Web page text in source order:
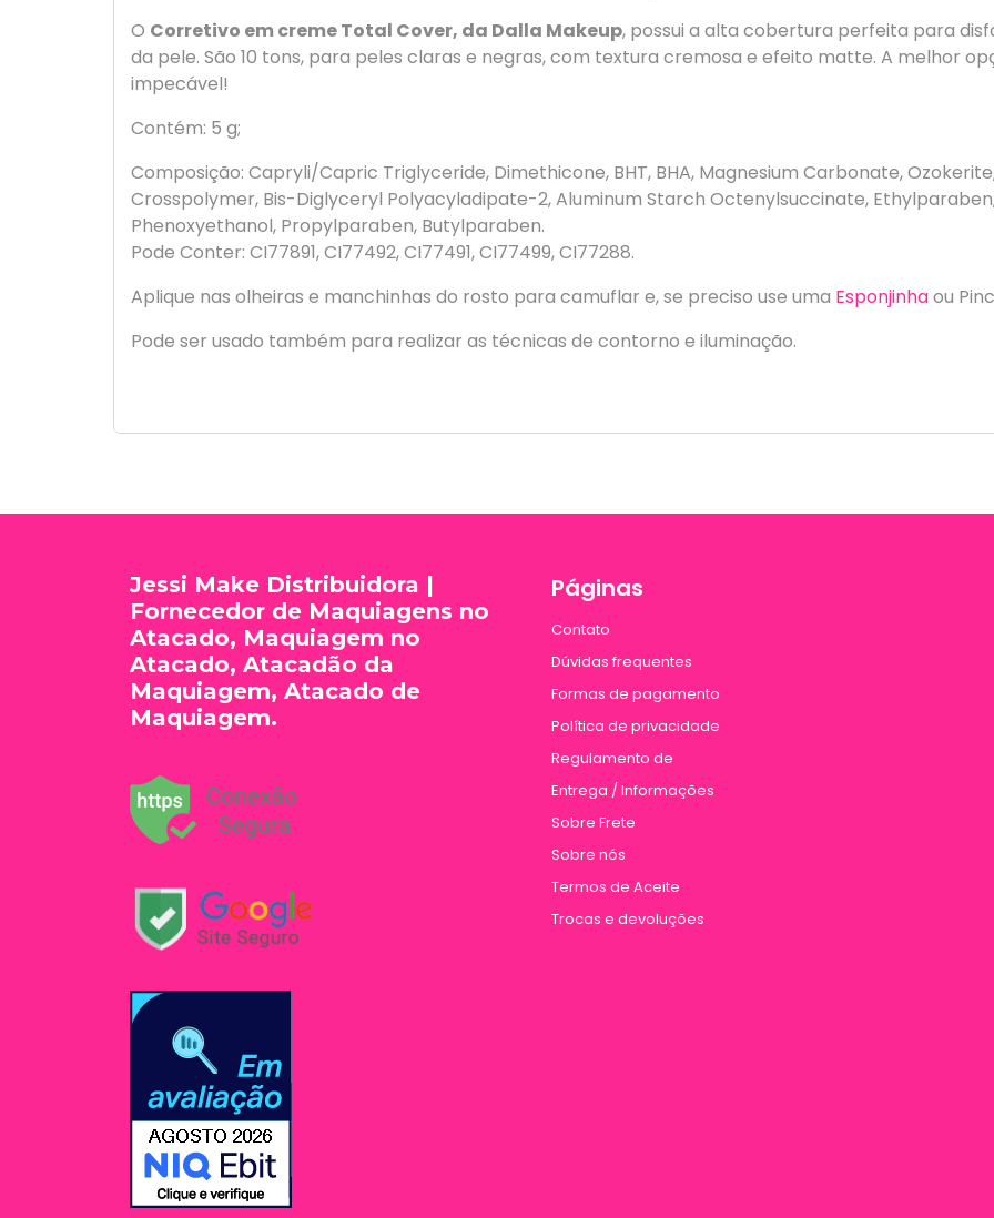
O Corretivo em creme Total Cover, da Dalla Makeup, possui a alta cobertura perfeita para
da pele. São 10 tons, para peles claras e negras, com textura cremosa e efeito matte. A melhor
impecável!
Contém: 5 g;
Composição: Capryli/Capric Triglyceride, Dimethicone, BHT, BHA, Magnesium Carbonate,
Crosspolymer, Bis-Diglyceryl Polyacyladipate-2, Aluminum Starch Octenylsuccinate,
Phenoxyethanol, Propylparaben, Butylparaben.
Pode Conter: CI77891, CI77492, CI77491, CI77499, CI77288.
Aplique nas olheiras e manchinhas do rosto para camuflar e, se preciso use uma Esponjinhaou
Pode ser usado também para realizar as técnicas de contorno e iluminação.
Páginas
Contato
Dúvidas frequentes
Formas de pagamento
Política de privacidade
Regulamento de
Entrega / Informações
Sobre Frete
Sobre nós
Termos de Aceite
Trocas e devoluções
Jessi Make Distribuidora |
Fornecedor de Maquiagens no
Atacado, Maquiagem no
Atacado, Atacadão da
Maquiagem, Atacado de
Maquiagem.